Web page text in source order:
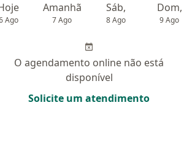
Ago
Amanhã
7 Ago
Sáb,
8 Ago
Dom,
9 Ago
O agendamento online não está
disponível
Solicite um atendimento